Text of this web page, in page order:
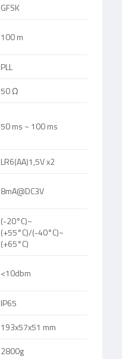
GFSK
100 m
PLL
50 Ω
50 ms ~ 100 ms
LR6(AA)1,5V x2
8mA@DC3V
(-20°C)~
(+55°C)/(-40°C)~
(+65°C)
<10dbm
IP65
193x57x51 mm
2800g